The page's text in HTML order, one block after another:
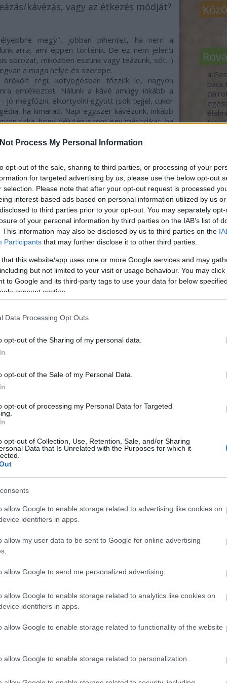
Process My Personal Information
opt-out of the sale, sharing to third parties, or processing of your
for targeted advertising by us, please use the below opt-out
selection. Please note that after your opt-out request is processed
interest-based ads based on personal information utilized by us
to third parties prior to your opt-out. You may separately
of your personal information by third parties on the IAB’s list of
This information may also be disclosed by us to third parties on the
Participants that may further disclose it to other third parties.
that this website/app uses one or more Google services and may
but not limited to your visit or usage behaviour. You may
to Google and its third-party tags to use your data for below
consent section.
Data Processing Opt Outs
opt-out of the Sharing of my personal data.
opt-out of the Sale of my Personal Data.
opt-out of processing my Personal Data for Targeted
opt-out of Collection, Use, Retention, Sale, and/or Sharing
Data that Is Unrelated with the Purposes for which it
allow Google to enable storage related to advertising like cookies on
identifiers in apps.
allow my user data to be sent to Google for online advertising
allow Google to send me personalized advertising.
allow Google to enable storage related to analytics like cookies on
identifiers in apps.
allow Google to enable storage related to functionality of the website
allow Google to enable storage related to personalization.
kávézás, vagy az étkezés módját?
megy", jobban pihentet, ha nem a
arra, ami éppen történik. De ez nem jelenti
sorozat, miközben eszünk vagy teázunk, sőt. :)
a maga helye és szerepe.
régi, kotyogósban főzzük le, nagyon
emlékeztet. Nálunk a kávé amúgy inkább a
jó megfőzni, elkortyolni együtt (sok tejjel, cukor
ha kimarad. Napi egyszer kávézunk, inkább
ritka, hogy délután iszom egy másodikat, ha
útba esik, és leülnénk beszélgetni. :) Mindig
az "intravénás koffein" funkciót látja el, és
meg hogy minden helynek megvan a maga kis
a chait (szintén tejjel), a különböző
három mentás teája a kedvencem, de elég
megfázós napokra friss gyömbért forrázunk le,
a legtöbbet használt konyhai kütyünk.
fel a mindennapi rohanás közben?
töltsek offline, mert hiába jó szórakozás az
oldalam), akkor is egy képernyőről van
szeretek sétálni a természetben, jógázni,
Skype-on), de van, hogy csak bámulok ki a
Gomez fülét. :) Ő a legjobb tanító, ami a
a
a
back
fogj
tour
zöld
zöld
A
A
lenne
A
az
A
RSS